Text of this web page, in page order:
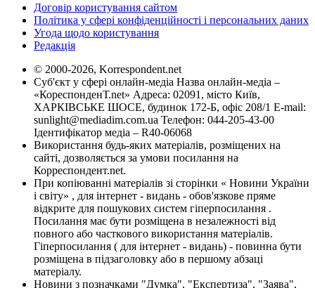
Договір користування сайтом
Політика у сфері конфіденційності і персональних даних
Угода щодо користування
Редакція
© 2000-2026, Korrespondent.net
Суб'єкт у сфері онлайн-медіа Назва онлайн-медіа –
«КореспонденТ.net» Адреса: 02091, місто Київ,
ХАРКІВСЬКЕ ШОСЕ, будинок 172-Б, офіс 208/1 E-mail:
sunlight@mediadim.com.ua Телефон: 044-205-43-00
Ідентифікатор медіа – R40-06068
Використання будь-яких матеріалів, розміщених на
сайті, дозволяється за умови посилання на
Корреспондент.net.
При копіюванні матеріалів зі сторінки « Новини України
і світу» , для інтернет - видань - обов'язкове пряме
відкрите для пошукових систем гіперпосилання .
Посилання має бути розміщена в незалежності від
повного або часткового використання матеріалів.
Гіперпосилання ( для інтернет - видань) - повинна бути
розміщена в підзаголовку або в першому абзаці
матеріалу.
Новини з позначками "Думка", "Експертиза", "Заява",